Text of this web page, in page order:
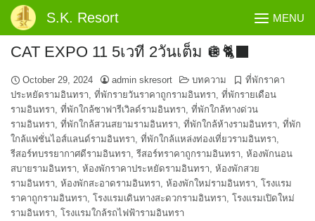
Skip
S.K. Resort MENU
CAT EXPO 11 5เวที 2วันเต็ม 🪩🐈‍⬛
October 29, 2024 admin skresort บทความ
ที่พักราคา
ประหยัดรามอินทรา, ที่พักรายวันราคาถูกรามอินทรา, ที่พักรายเดือน
รามอินทรา, ที่พักใกล้ซาฟารีเวิลด์รามอินทรา, ที่พักใกล้ทางด่วน
รามอินทรา, ที่พักใกล้สวนสยามรามอินทรา, ที่พักใกล้ห้างรามอินทรา, ที่พัก
ใกล้แฟชั่นไอส์แลนด์รามอินทรา, ที่พักใกล้แหล่งท่องเที่ยวรามอินทรา,
รีสอร์ทบรรยากาศดีรามอินทรา, รีสอร์ทราคาถูกรามอินทรา, ห้องพักนอน
สบายรามอินทรา, ห้องพักราคาประหยัดรามอินทรา, ห้องพักสวย
รามอินทรา, ห้องพักสะอาดรามอินทรา, ห้องพักใหม่รามอินทรา, โรงแรม
ราคาถูกรามอินทรา, โรงแรมเดินทางสะดวกรามอินทรา, โรงแรมเปิดใหม่
รามอินทรา, โรงแรมใกล้รถไฟฟ้ารามอินทรา